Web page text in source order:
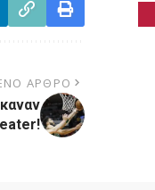
ΆΡΘΡΟ